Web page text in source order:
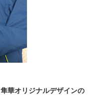
隼華オリジナルデザインの